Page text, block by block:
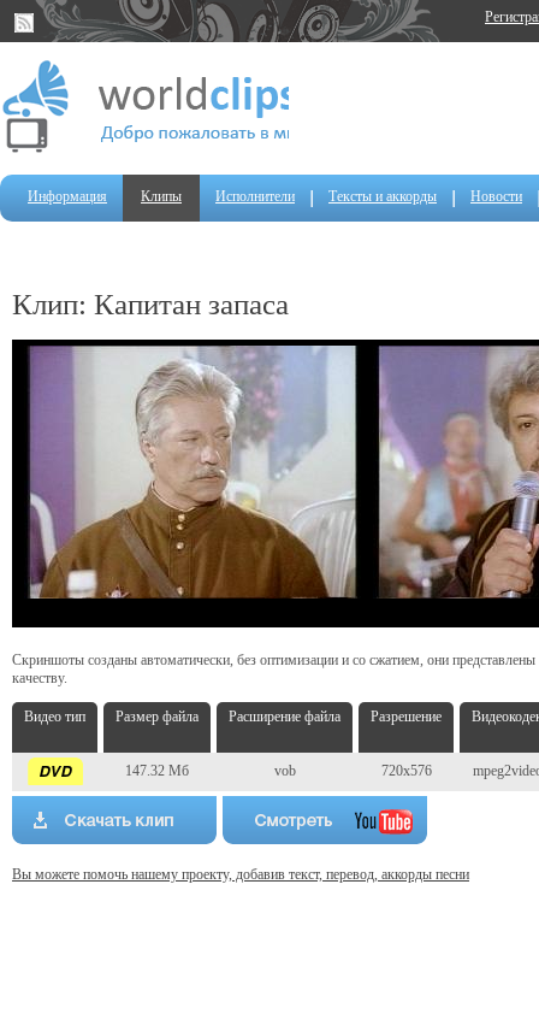
Информация Клипы Исполнители Тексты и аккорды Новости
Клип: Капитан запаса
Скриншоты созданы автоматически, без оптимизации и со сжатием, они
качеству.
Видео тип Размер файла Расширение файла Разрешение
147.32 Мб vob 720x576
Вы можете помочь нашему проекту, добавив текст, перевод, аккорды песни